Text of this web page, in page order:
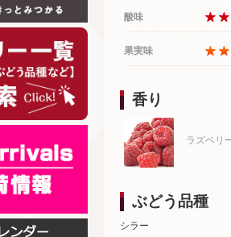
酸味
果実味
香り
ラズベリ
ぶどう品種
シラー